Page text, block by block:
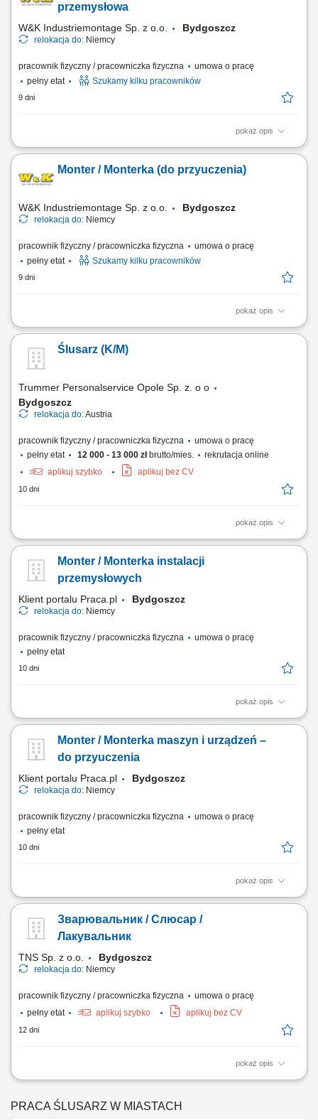
posługiwania się elektronarzędziami. Nie wymagamy doświadczenia,
przemysłowa
W&K Industriemontage Sp. z o.o. Bydgoszcz
relokacja do: Niemcy
pracownik fizyczny / pracowniczka fizyczna
umowa o pracę
pełny etat
Szukamy kilku pracowników
9 dni
pokaż opis
Miejsce pracy: wszystkie kraje europejskie (system rotacyjny) Twoje
rysunku technicznego, montaż elementów pneumatyki, sterowania,
czujników, itp., uruchamianie gotowych maszyn i urządzeń, serwis
Monter / Monterka (do przyuczenia)
W&K Industriemontage Sp. z o.o. Bydgoszcz
relokacja do: Niemcy
pracownik fizyczny / pracowniczka fizyczna
umowa o pracę
pełny etat
Szukamy kilku pracowników
9 dni
pokaż opis
Miejsce pracy: wszystkie kraje europejskie (system rotacyjny) Będziesz
dokumentacją techniczną, instalacje elementów pneumatyki,
sterowania, czujników, itp., montaże linii i maszyn przemysłowych dla
Ślusarz (K/M)
Trummer Personalservice Opole Sp. z. o o
Bydgoszcz
relokacja do:Austria
pracownik fizyczny / pracowniczka fizyczna
umowa o pracę
pełny etat
12 000 - 13 000 złbrutto/mies.
rekrutacja online
aplikuj szybko
aplikuj bez CV
10 dni
pokaż opis
Wykonywanie rewizji;Realizowanie ogólnych prac ślusarskich;Czytanie
Monter / Monterka instalacji
przemysłowych
Klient portalu Praca.pl Bydgoszcz
relokacja do: Niemcy
pracownik fizyczny / pracowniczka fizyczna
umowa o pracę
pełny etat
10 dni
pokaż opis
Montaż mechaniczny maszyn i urządzeń przemysłowych zgodnie z
pneumatycznych, sterujących oraz czujników. Uruchamianie oraz
testowanie gotowych urządzeń. Wykonywanie prac serwisowych i
Monter / Monterka maszyn i urządzeń –
do przyuczenia
Klient portalu Praca.pl Bydgoszcz
relokacja do: Niemcy
pracownik fizyczny / pracowniczka fizyczna
umowa o pracę
pełny etat
10 dni
pokaż opis
Wykonywanie prac monterskich, mechanicznych i ślusarskich zgodnie z
czujników oraz innych podzespołów. Udział w montażu linii i maszyn
przemysłowych. Praca zespołowa oraz realizacja zadań samodzielnie.
Зварювальник / Слюсар /
Лакувальник
TNS Sp. z o.o. Bydgoszcz
relokacja do: Niemcy
pracownik fizyczny / pracowniczka fizyczna
umowa o pracę
pełny etat
aplikuj szybko aplikuj bez CV
12 dni
pokaż opis
ЗВАРЮВАЛЬНИКИ - зварювання напівавтоматом MAG 135 всі
уміння читати технічний рисунок; монтаж металоконструкцій;
PRACA ŚLUSARZ W MIASTACH